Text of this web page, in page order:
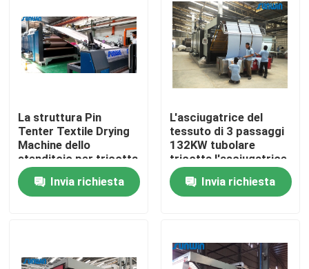
macchina dello stenter del tessuto
Macchina di Stenter dell'aria calda
Macchina di Stenter del tessuto
Asciugatrice del tessuto
Rifinitrice del tessuto
La struttura Pin
Tenter Textile Drying
Machine dello
stenditoio per tricotta
il tessuto si rilassa
l'essiccatore 2600mm
Invia richiesta
L'asciugatrice del
tessuto di 3 passaggi
132KW tubolare
tricotta l'asciugatrice
di restringimento del
tessutoInvia richiesta